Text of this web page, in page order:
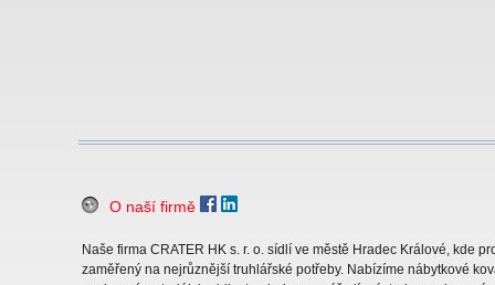
O naší firmě
Naše firma CRATER HK s. r. o. sídlí ve městě Hradec Králové, kde
zaměřený na nejrůznější truhlářské potřeby. Nabízíme nábytkové